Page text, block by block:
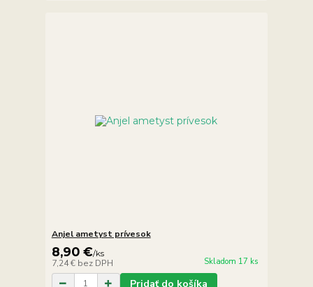
Anjel ametyst prívesok
8,90 €/ks
7,24 € bez DPH Skladom 17 ks
Pridať do košíka